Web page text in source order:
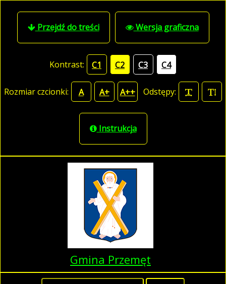
Przejdź do treści Wersja graficzna
Kontrast: C1 C2 C3 C4
Rozmiar czcionki: A A+ A++ Odstępy:
Instrukcja
Gmina Przemęt